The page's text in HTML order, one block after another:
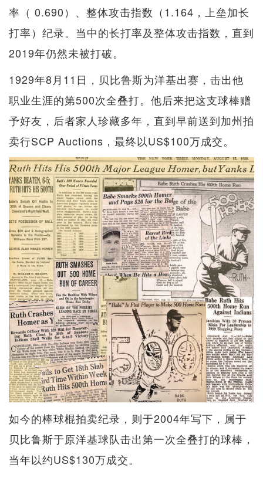
率（ 0.690）、整体攻击指数（1.164，上垒加长
打率）纪录。当中的长打率及整体攻击指数，直到
2019年仍然未被打破。
1929年8月11日，贝比鲁斯为洋基出赛，击出他
职业生涯的第500次全叠打。他后来把这支球棒赠
予好友，后者家人珍藏多年，直到早前送到加州拍
卖行SCP Auctions，最终以US$100万成交。
如今的棒球棍拍卖纪录，则于2004年写下，属于
贝比鲁斯于原洋基球队击出第一次全叠打的球棒，
当年以约US$130万成交。